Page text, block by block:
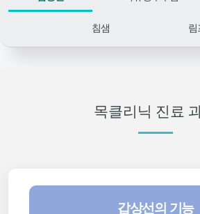
침샘 림
목클리닉 진료
갑상선의 기능